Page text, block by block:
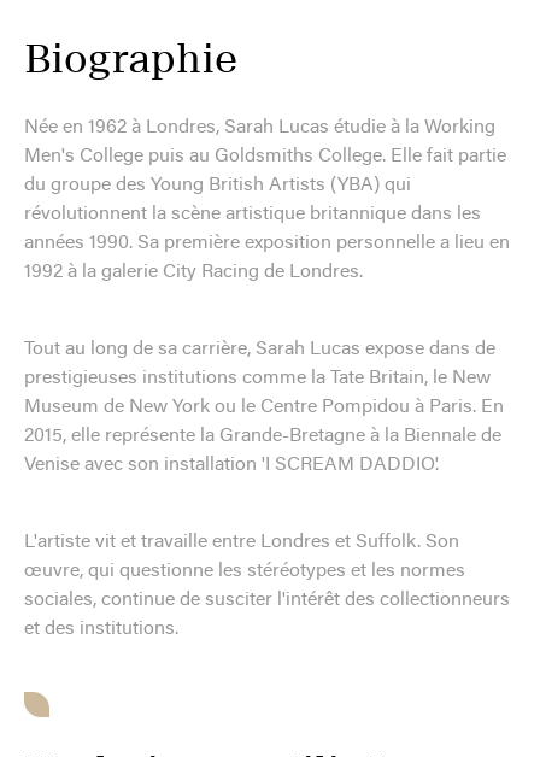
Biographie
Née en 1962 à Londres, Sarah Lucas étudie à la Working
Men's College puis au Goldsmiths College. Elle fait partie
du groupe des Young British Artists (YBA) qui
révolutionnent la scène artistique britannique dans les
années 1990. Sa première exposition personnelle a lieu en
1992 à la galerie City Racing de Londres.
Tout au long de sa carrière, Sarah Lucas expose dans de
prestigieuses institutions comme la Tate Britain, le New
Museum de New York ou le Centre Pompidou à Paris. En
2015, elle représente la Grande-Bretagne à la Biennale de
Venise avec son installation 'I SCREAM DADDIO'.
L'artiste vit et travaille entre Londres et Suffolk. Son
œuvre, qui questionne les stéréotypes et les normes
sociales, continue de susciter l'intérêt des collectionneurs
et des institutions.